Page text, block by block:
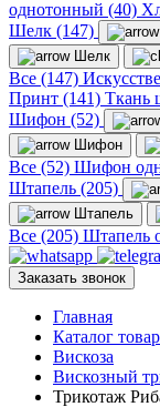
однотонный (40)
Шелк (147)
Шелк
Все (147)
Принт (141) Ткань
Шифон (52)
Шифон
Все (52) Шифон
Штапель (205)
Штапель
Все (205) Штапель
Заказать звонок
Главная
Каталог
Вискоза
Вискозный
Трикотаж